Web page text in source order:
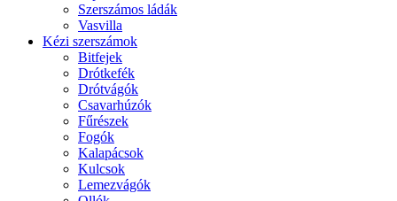
Szerszámos ládák
Vasvilla
Kézi szerszámok
Bitfejek
Drótkefék
Drótvágók
Csavarhúzók
Fűrészek
Fogók
Kalapácsok
Kulcsok
Lemezvágók